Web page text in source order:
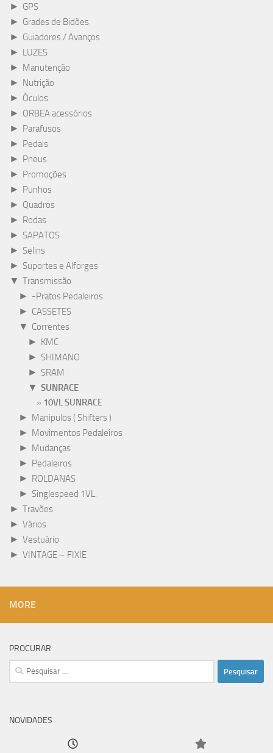
► GPS
► Grades de Bidões
► Guiadores / Avanços
► LUZES
► Manutenção
► Nutrição
► Óculos
► ORBEA acessórios
► Parafusos
► Pedais
► Pneus
► Promoções
► Punhos
► Quadros
► Rodas
► SAPATOS
► Selins
► Suportes e Alforges
▼ Transmissão
► -Pratos Pedaleiros
► CASSETES
▼ Correntes
► KMC
► SHIMANO
► SRAM
▼ SUNRACE
10VL SUNRACE
► Manipulos ( Shifters )
► Movimentos Pedaleiros
► Mudanças
► Pedaleiros
► ROLDANAS
► Singlespeed 1VL.
► Travões
► Vários
► Vestuário
► VINTAGE – FIXIE
MORE
PROCURAR
Pesquisar
por:
NOVIDADES